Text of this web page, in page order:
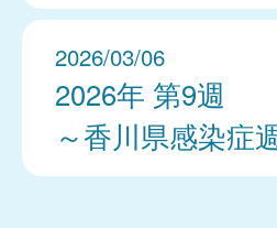
2026/03/06
2026年 第9週
～香川県感染症